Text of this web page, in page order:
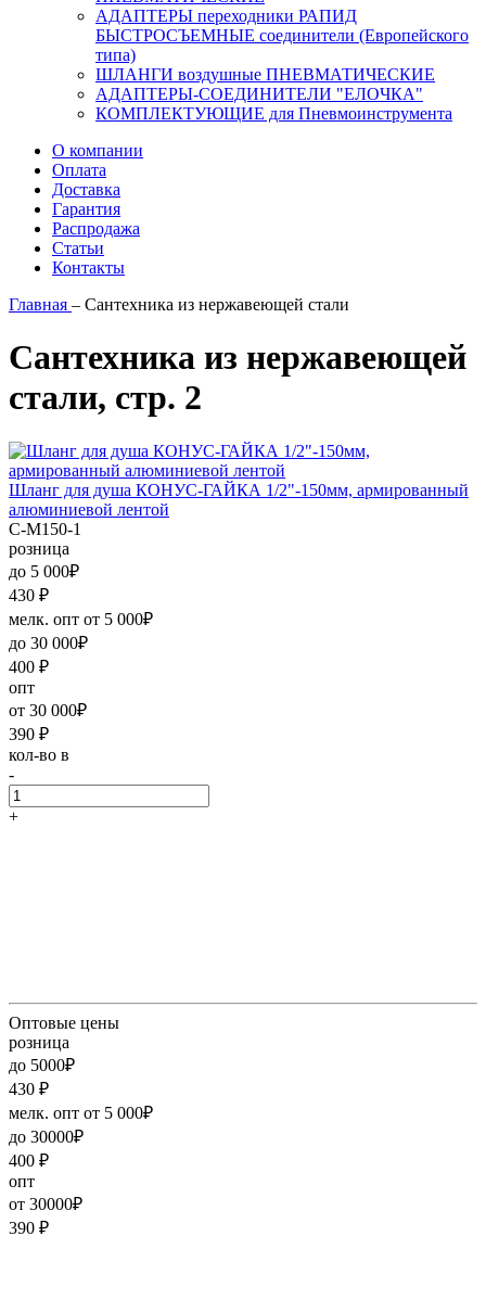
АДАПТЕРЫ переходники РАПИД
БЫСТРОСЪЕМНЫЕ соединители (Европейского
типа)
ШЛАНГИ воздушные ПНЕВМАТИЧЕСКИЕ
АДАПТЕРЫ-СОЕДИНИТЕЛИ "ЕЛОЧКА"
КОМПЛЕКТУЮЩИЕ для Пневмоинструмента
О компании
Оплата
Доставка
Гарантия
Распродажа
Статьи
Контакты
Главная – Сантехника из нержавеющей стали
Сантехника из нержавеющей
стали, стр. 2
Шланг для душа КОНУС-ГАЙКА 1/2"-150мм, армированный
алюминиевой лентой
C-M150-1
розница
до 5 000₽
430 ₽
мелк. опт от 5 000₽
до 30 000₽
400 ₽
опт
от 30 000₽
390 ₽
кол-во в
-
+
Оптовые цены
розница
до 5000₽
430 ₽
мелк. опт от 5 000₽
до 30000₽
400 ₽
опт
от 30000₽
390 ₽